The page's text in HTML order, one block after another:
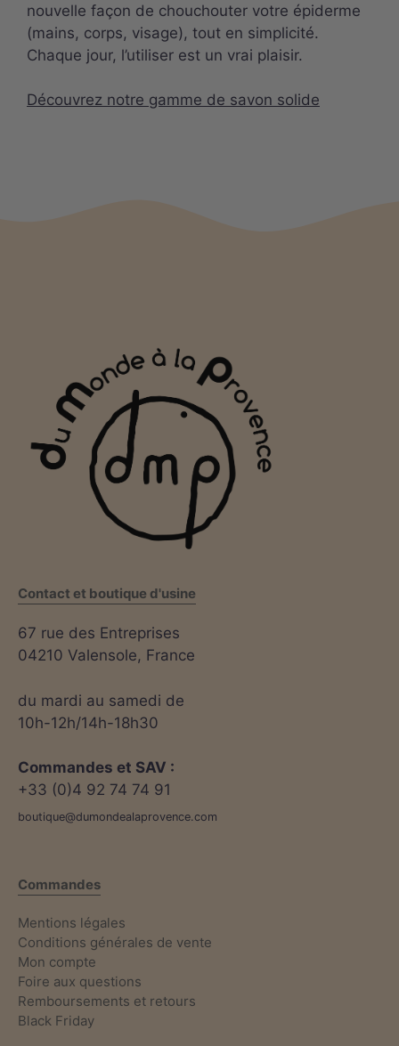
nouvelle façon de chouchouter votre épiderme
(mains, corps, visage), tout en simplicité.
Chaque jour, l’utiliser est un vrai plaisir.
Découvrez notre gamme de savon solide
Contact et boutique d'usine
67 rue des Entreprises
04210 Valensole, France
du mardi au samedi de
10h-12h/14h-18h30
Commandes et SAV :
+33 (0)4 92 74 74 91
boutique@dumondealaprovence.com
Commandes
Mentions légales
Conditions générales de vente
Mon compte
Foire aux questions
Remboursements et retours
Black Friday